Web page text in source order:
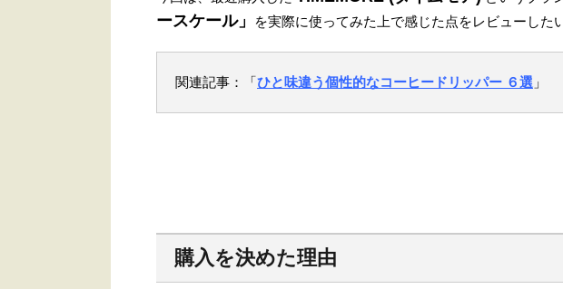
ースケール」
を実際に使ってみた上で感じた点をレビューした
関連記事：「ひと味違う個性的なコーヒードリッパー ６選 」
購入を決めた理由